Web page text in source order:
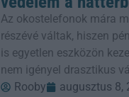
Az okostelefonok mára
részévé váltak, hiszen
is egyetlen eszközön
nem igényel drasztikus
Rooby
augusztus 8,